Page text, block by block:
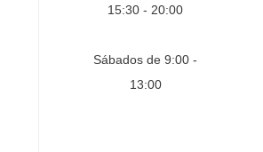
15:30 - 20:00
Sábados de 9:00 -
13:00